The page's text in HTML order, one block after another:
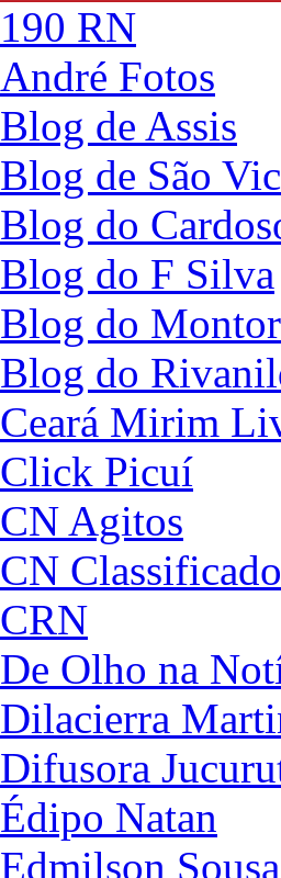
190 RN
André Fotos
Blog de Assis
Blog de São
Blog do
Blog do F Silva
Blog do
Blog do
Ceará Mirim
Click Picuí
CN Agitos
CN
CRN
De Olho na
Dilacierra
Difusora
Édipo Natan
Edmilson Sousa